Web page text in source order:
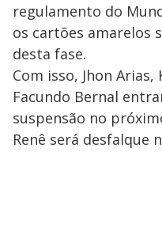
regulamento do
os cartões amarelos
desta fase.
Com isso, Jhon
Facundo Bernal
suspensão no
Renê será desfalque